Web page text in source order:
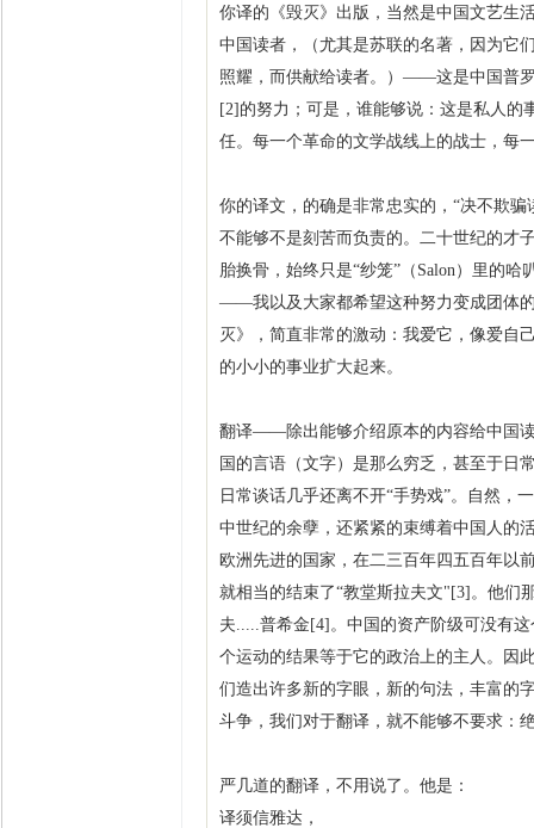
你译的《毁灭》出版，当然是中国文艺生
中国读者，（尤其是苏联的名著，因为它
照耀，而供献给读者。）——这是中国普
[2]的努力；可是，谁能够说：这是私人的
任。每一个革命的文学战线上的战士，每
你的译文，的确是非常忠实的，“决不欺
不能够不是刻苦而负责的。二十世纪的才
胎换骨，始终只是“纱笼”（Salon）里的
——我以及大家都希望这种努力变成团体
灭》，简直非常的激动：我爱它，像爱自
的小小的事业扩大起来。
翻译——除出能够介绍原本的内容给中国
国的言语（文字）是那么穷乏，甚至于日
日常谈话几乎还离不开“手势戏”。自然，
中世纪的余孽，还紧紧的束缚着中国人的
欧洲先进的国家，在二三百年四五百年以
就相当的结束了“教堂斯拉夫文"[3]。他们
夫.....普希金[4]。中国的资产阶级可没有
个运动的结果等于它的政治上的主人。因
们造出许多新的字眼，新的句法，丰富的
斗争，我们对于翻译，就不能够不要求：
严几道的翻译，不用说了。他是：
译须信雅达，